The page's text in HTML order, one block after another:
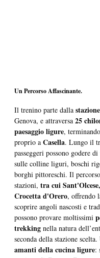
Un Percorso Affascinante.
Il trenino parte dalla
Genova, e attraversa 25
paesaggio ligure,
proprio a Casella. Lungo il
passeggeri possono godere
sulle colline liguri, boschi
borghi pittoreschi. Il
stazioni, tra cui
Crocetta d'Orero, offrendo
scoprire angoli nascosti e
possono provare moltissimi
trekking nella natura
seconda della stazione
amanti della cucina ligure: